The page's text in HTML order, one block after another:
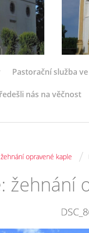
Pastorační služba
nás na věčnost
opravené kaple /
žehnání